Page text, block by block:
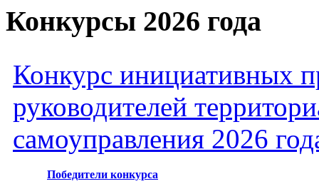
Конкурсы 2026 года
Конкурс инициативных
руководителей
самоуправления 2026
Победители конкурса